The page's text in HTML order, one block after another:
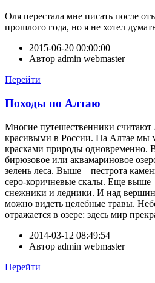
Оля перестала мне писать после
прошлого года, но я не хотел
2015-06-20 00:00:00
Автор admin webmaster
Перейти
Походы по Алтаю
Многие путешественники
красивыми в России. На Алтае мы
красками природы одновременно.
бирюзовое или аквамариновое
зелень леса. Выше – пестрота
серо-коричневые скалы. Еще выше
снежники и ледники. И над
можно видеть целебные травы.
отражается в озере: здесь мир
2014-03-12 08:49:54
Автор admin webmaster
Перейти